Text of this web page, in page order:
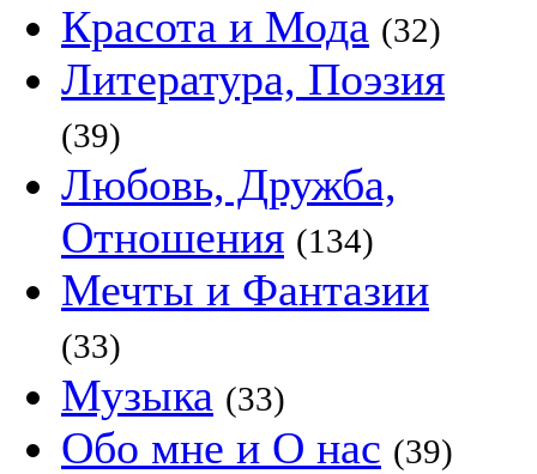
Красота и Мода (32)
Литература, Поэзия
(39)
Любовь, Дружба,
Отношения (134)
Мечты и Фантазии
(33)
Музыка (33)
Обо мне и О нас (39)